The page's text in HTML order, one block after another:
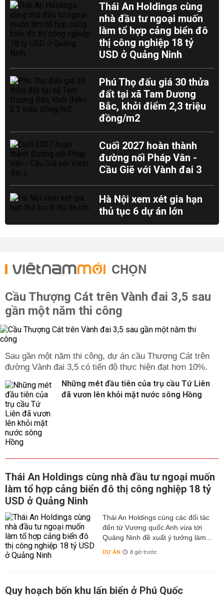
Thái An Holdings cùng
nhà đầu tư ngoại muốn
làm tổ hợp cảng biển đô
thị công nghiệp 18 tỷ
USD ở Quảng Ninh
Phú Thọ đấu giá 30 thửa
đất tại xã Tam Dương
Bắc, khởi điểm 2,3 triệu
đồng/m2
Cuối 2027 hoàn thành
đường nối Pháp Vân -
Cầu Giẽ với Vành đai 3
Hà Nội xem xét gia hạn
thủ tục 6 dự án lớn
CHỌN
Cầu Thượng Cát trên Vành đai 3,5 sau
gần một năm thi công
Sau gần một năm thi công, dự án cầu Thượng Cát trên
đường Vành đai 3,5 có tiến độ thực hiện đạt hơn 10%.
Những mét đầu tiên của trụ cầu Tứ Liên
đã vươn lên khỏi mặt nước sông Hồng
Thái An Holdings cùng nhà đầu tư ngoại muốn
làm tổ hợp cảng biển đô thị công nghiệp 18 tỷ
USD ở Quảng Ninh
Thái An Holdings cùng các đối tác
đến từ Vương quốc Anh vừa tới
Quảng Ninh đề xuất ý tưởng làm...
DỰ ÁN 8 giờ trước
Quy hoạch bốn khu lấn biển ở Phú Quốc